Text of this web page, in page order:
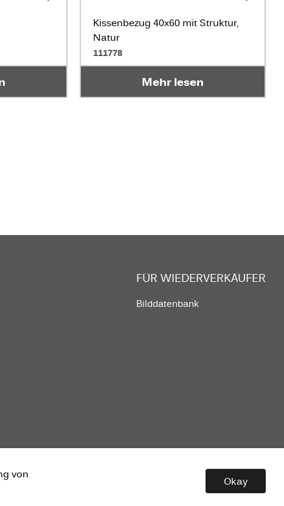
Kissenbezug 40x60 mit Struktur,
Natur
111778
Mehr lesen
FÜR WIEDERVERKÄUFER
Bilddatenbank
Copyright © 2026 ERNST Site by Vendre
von
Okay